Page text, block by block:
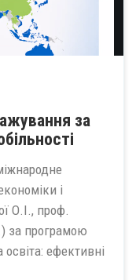
за
і
О.І., проф.
за програмою
ефективні